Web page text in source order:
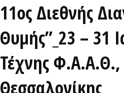
11ος Διεθνής
Θυμής”_23 – 31
Τέχνης
Θεσσαλονίκης